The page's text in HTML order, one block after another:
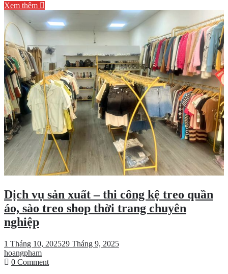
được
ưa
chuộng
nhất
hiện
nay
Xem thêm
Dịch vụ sản xuất – thi công kệ treo quần
áo, sào treo shop thời trang chuyên
nghiệp
1 Tháng 10, 202529 Tháng 9, 2025
hoangpham
0 Commenton